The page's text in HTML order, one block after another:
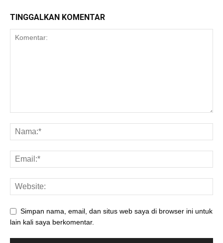
TINGGALKAN KOMENTAR
Simpan nama, email, dan situs web saya di browser ini untuk
lain kali saya berkomentar.